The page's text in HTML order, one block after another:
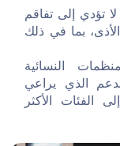
تؤدي إلى تفاقم
بما في ذلك
النسائية
الذي يراعي
الفئات الأكثر